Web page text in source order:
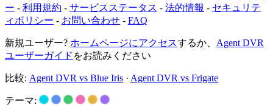
ー - 利用規約 - サービスステータス - 法的情報 - セキュリテ
ィポリシー - お問い合わせ - FAQ
新規ユーザー? ホームページにアクセスするか、 Agent DVR
ユーザーガイド をお読みください
比較: Agent DVR vs Blue Iris · Agent DVR vs Frigate
テーマ: